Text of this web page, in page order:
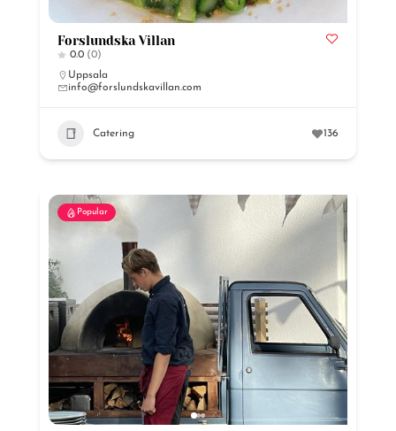
Forslundska Villan
0.0 (0)
Uppsala
info@forslundskavillan.com
Catering 136
Popular